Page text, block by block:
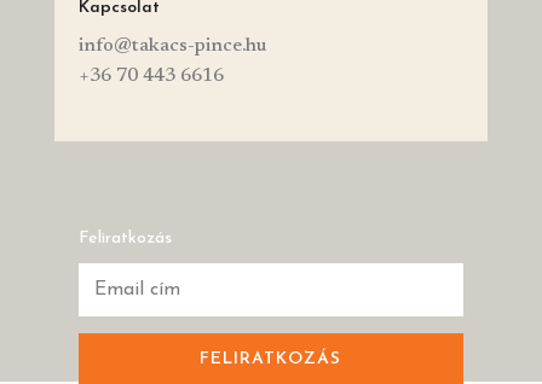
Kapcsolat
info@takacs-pince.hu
+36 70 443 6616
Feliratkozás
FELIRATKOZÁS